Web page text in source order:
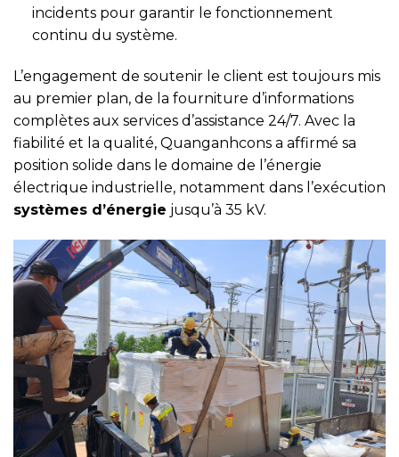
incidents pour garantir le fonctionnement
continu du système.
L’engagement de soutenir le client est toujours mis
au premier plan, de la fourniture d’informations
complètes aux services d’assistance 24/7. Avec la
fiabilité et la qualité, Quanganhcons a affirmé sa
position solide dans le domaine de l’énergie
électrique industrielle, notamment dans l’exécution
systèmes d’énergie jusqu’à 35 kV.